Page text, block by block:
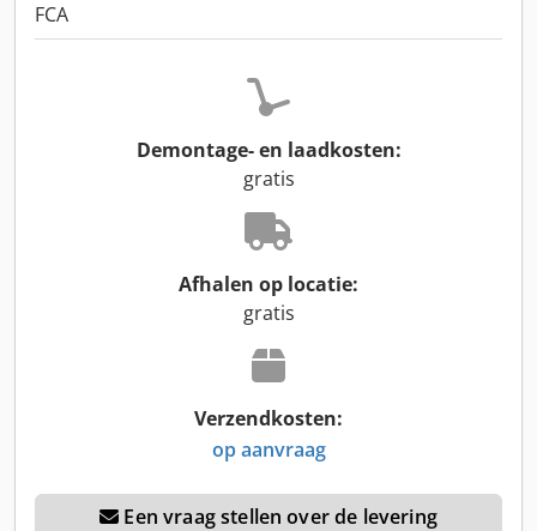
FCA
Demontage- en laadkosten:
gratis
Afhalen op locatie:
gratis
Verzendkosten:
op aanvraag
Een vraag stellen over de levering